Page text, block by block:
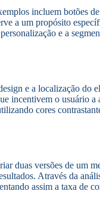
incluem botões de
a um propósito
e a
e a localização do
incentivem o usuário a
cores
duas versões de um
Através da
assim a taxa de